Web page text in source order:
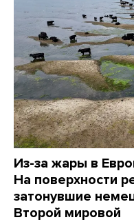
Из-за жары в
На поверхности
затонувшие
Второй мировой